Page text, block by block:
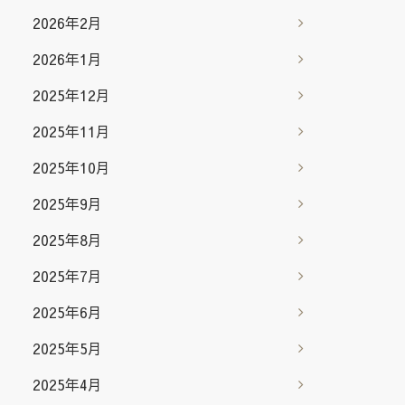
2026年2月
2026年1月
2025年12月
2025年11月
2025年10月
2025年9月
2025年8月
2025年7月
2025年6月
2025年5月
2025年4月